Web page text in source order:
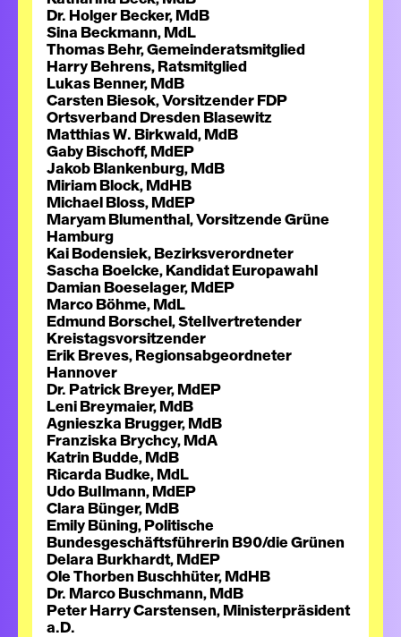
Dr. Holger Becker, MdB
Sina Beckmann, MdL
Thomas Behr, Gemeinderatsmitglied
Harry Behrens, Ratsmitglied
Lukas Benner, MdB
Carsten Biesok, Vorsitzender FDP
Ortsverband Dresden Blasewitz
Matthias W. Birkwald, MdB
Gaby Bischoff, MdEP
Jakob Blankenburg, MdB
Miriam Block, MdHB
Michael Bloss, MdEP
Maryam Blumenthal, Vorsitzende Grüne
Hamburg
Kai Bodensiek, Bezirksverordneter
Sascha Boelcke, Kandidat Europawahl
Damian Boeselager, MdEP
Marco Böhme, MdL
Edmund Borschel, Stellvertretender
Kreistagsvorsitzender
Erik Breves, Regionsabgeordneter
Hannover
Dr. Patrick Breyer, MdEP
Leni Breymaier, MdB
Agnieszka Brugger, MdB
Franziska Brychcy, MdA
Katrin Budde, MdB
Ricarda Budke, MdL
Udo Bullmann, MdEP
Clara Bünger, MdB
Emily Büning, Politische
Bundesgeschäftsführerin B90/die Grünen
Delara Burkhardt, MdEP
Ole Thorben Buschhüter, MdHB
Dr. Marco Buschmann, MdB
Peter Harry Carstensen, Ministerpräsident
a.D.